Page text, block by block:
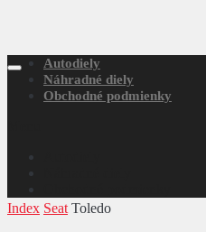
Autodiely
Náhradné diely
Obchodné podmienky
Index Seat Toledo